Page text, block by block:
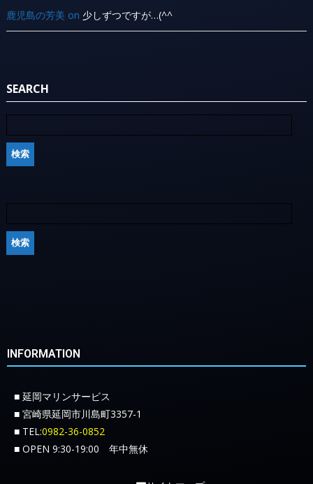
鹿児島の芳美 on 少しずつですが…(^^ ゞ
SEARCH
INFORMATION
■ 延岡マリンサービス
■ 宮崎県延岡市川島町3357-1
■ TEL:0982-36-0852
■ OPEN 9:30-19:00 年中無休